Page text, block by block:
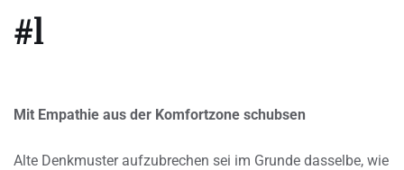
#1
Mit Empathie aus der Komfortzone schubsen
Alte Denkmuster aufzubrechen sei im Grunde dasselbe, wie